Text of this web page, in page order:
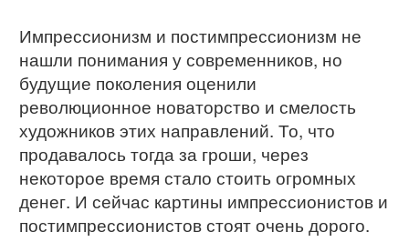
Импрессионизм и постимпрессионизм не
нашли понимания у современников, но
будущие поколения оценили
революционное новаторство и смелость
художников этих направлений. То, что
продавалось тогда за гроши, через
некоторое время стало стоить огромных
денег. И сейчас картины импрессионистов и
постимпрессионистов стоят очень дорого.